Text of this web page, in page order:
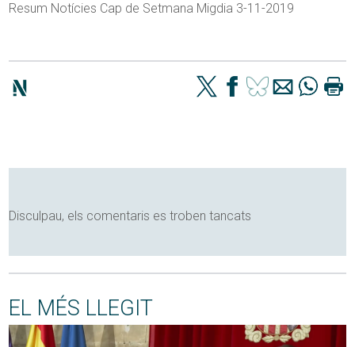
Resum Notícies Cap de Setmana Migdia 3-11-2019
Disculpau, els comentaris es troben tancats
EL MÉS LLEGIT